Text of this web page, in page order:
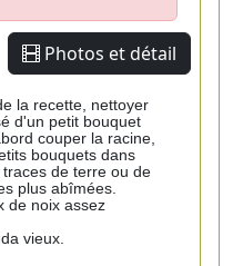
Photos et détail
la recette, nettoyer
d'un petit bouquet
couper la racine,
bouquets dans
de terre ou de
plus abîmées.
de noix assez
vieux.